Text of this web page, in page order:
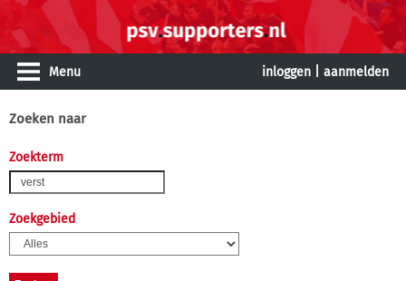
Menu inloggen aanmelden
Zoeken naar
Zoekterm
Zoekgebied